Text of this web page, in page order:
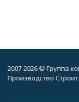
2007-2026 © Группа
Производство